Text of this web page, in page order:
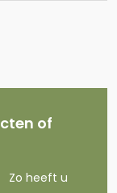
of
Zo heeft u